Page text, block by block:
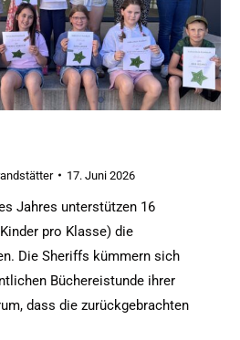
17. Juni 2026
Jahres unterstützen 16
pro Klasse) die
Die Sheriffs kümmern sich
Büchereistunde ihrer
dass die zurückgebrachten